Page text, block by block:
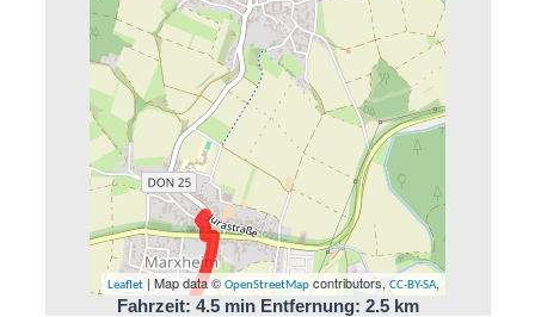
Leaflet | Map data ©OpenStreetMapcontributors,CC-BY-SA,
Fahrzeit: 4.5 min Entfernung: 2.5 km